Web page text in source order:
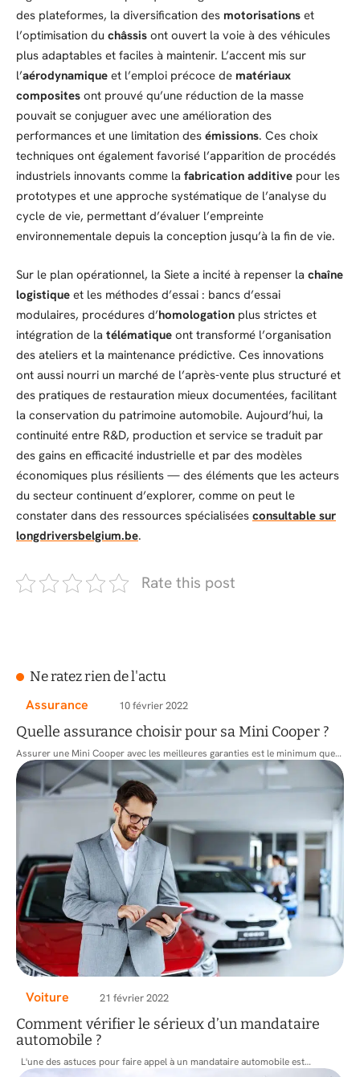
des plateformes, la diversification des motorisations et
l’optimisation du châssis ont ouvert la voie à des véhicules
plus adaptables et faciles à maintenir. L’accent mis sur
l’aérodynamique et l’emploi précoce de matériaux
composites ont prouvé qu’une réduction de la masse
pouvait se conjuguer avec une amélioration des
performances et une limitation des émissions. Ces choix
techniques ont également favorisé l’apparition de procédés
industriels innovants comme la fabrication additive pour les
prototypes et une approche systématique de l’analyse du
cycle de vie, permettant d’évaluer l’empreinte
environnementale depuis la conception jusqu’à la fin de vie.
Sur le plan opérationnel, la Siete a incité à repenser la chaîne
logistique et les méthodes d’essai : bancs d’essai
modulaires, procédures d’homologation plus strictes et
intégration de la télématique ont transformé l’organisation
des ateliers et la maintenance prédictive. Ces innovations
ont aussi nourri un marché de l’après-vente plus structuré et
des pratiques de restauration mieux documentées, facilitant
la conservation du patrimoine automobile. Aujourd’hui, la
continuité entre R&D, production et service se traduit par
des gains en efficacité industrielle et par des modèles
économiques plus résilients — des éléments que les acteurs
du secteur continuent d’explorer, comme on peut le
constater dans des ressources spécialisées consultable sur
longdriversbelgium.be.
Rate this post
Ne ratez rien de l'actu
Assurance
10 février 2022
Quelle assurance choisir pour sa Mini Cooper ?
Assurer une Mini Cooper avec les meilleures garanties est le minimum que…
Voiture 21 février 2022
Comment vérifier le sérieux d’un mandataire
automobile ?
L'une des astuces pour faire appel à un mandataire automobile est…